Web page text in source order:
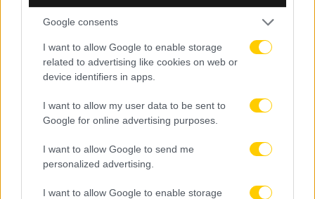
Google consents
I want to allow Google to enable storage
related to advertising like cookies on web or
device identifiers in apps.
I want to allow my user data to be sent to
Google for online advertising purposes.
I want to allow Google to send me
personalized advertising.
I want to allow Google to enable storage
09.08.2026, 23:05
Ευρωπαϊκό Πρωτάθλημα Στίβου: Η Ελλάδα με
ρεκόρ συμμετοχών στο Μπέρμιγχαμ – Όλο το
πρόγραμμα